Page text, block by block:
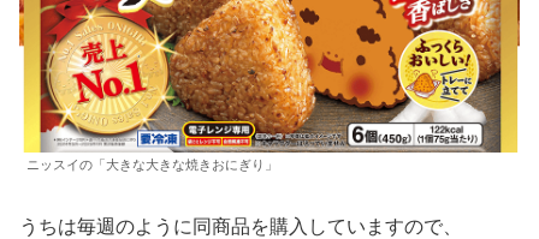
ニッスイの「大きな大きな焼きおにぎり」
うちは毎週のように同商品を購入していますので、